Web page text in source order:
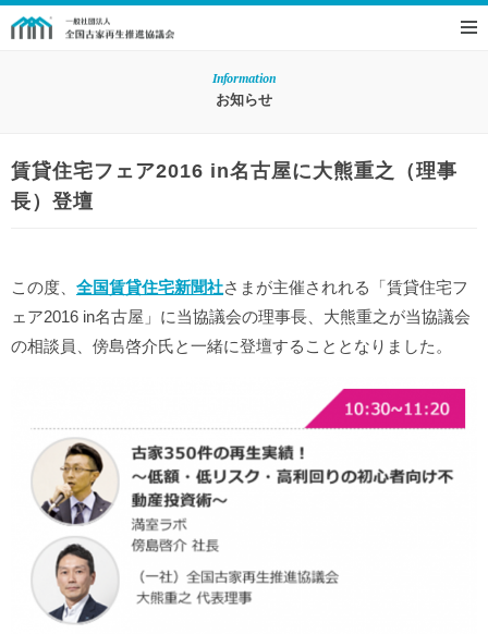
Information
お知らせ
賃貸住宅フェア2016 in名古屋に大熊重之（理事
長）登壇
この度、 全国賃貸住宅新聞社さまが主催されれる「賃貸住宅フ
ェア2016 in名古屋」に当協議会の理事長、大熊重之が当協議会
の相談員、傍島啓介氏と一緒に登壇することとなりました。